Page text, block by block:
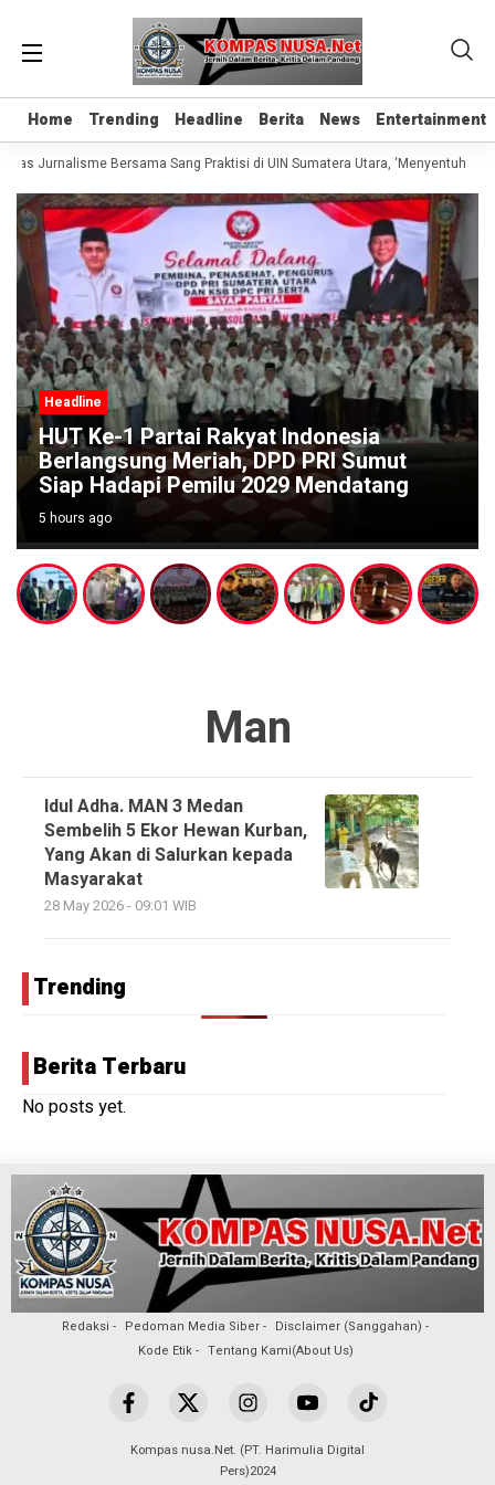
Home Trending Headline Berita News Entertainment
Home Trending Headline Berita News Entertainment
Jurnalisme Bersama Sang Praktisi di UIN Sumatera Utara, ‘Menyentuh Hati
Headline
HUT Ke-1 Partai Rakyat Indonesia
Berlangsung Meriah, DPD PRI Sumut
Siap Hadapi Pemilu 2029 Mendatang
5 hours ago
Man
Idul Adha. MAN 3 Medan
Sembelih 5 Ekor Hewan Kurban,
Yang Akan di Salurkan kepada
Masyarakat
28 May 2026 - 09:01 WIB
Trending
Berita Terbaru
No posts yet.
Redaksi Pedoman Media Siber
Disclaimer (Sanggahan)
Kode Etik
Tentang Kami(About Us)
Kompas nusa.Net. (PT. Harimulia Digital
Pers)2024